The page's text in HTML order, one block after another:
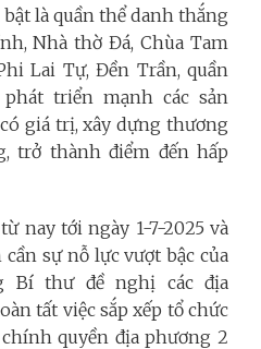
bật là quần thể danh thắng
Nhà thờ Đá, Chùa Tam
Lai Tự, Đền Trần, quần
triển mạnh các sản
giá trị, xây dựng thương
trở thành điểm đến hấp
nay tới ngày 1-7-2025 và
sự nỗ lực vượt bậc của
Bí thư đề nghị các địa
tất việc sắp xếp tổ chức
quyền địa phương 2